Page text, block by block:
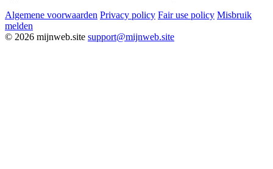
Algemene voorwaarden Privacy policy Fair use policy Misbruik
melden
© 2026 mijnweb.site support@mijnweb.site